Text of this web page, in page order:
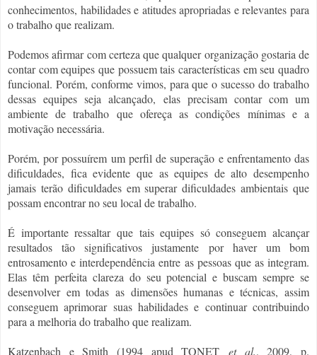
conhecimentos, habilidades e atitudes apropriadas e relevantes para
o trabalho que realizam.
Podemos afirmar com certeza que qualquer organização gostaria de
contar com equipes que possuem tais características em seu quadro
funcional. Porém, conforme vimos, para que o sucesso do trabalho
dessas equipes seja alcançado, elas precisam contar com um
ambiente de trabalho que ofereça as condições mínimas e a
motivação necessária.
Porém, por possuírem um perfil de superação e enfrentamento das
dificuldades, fica evidente que as equipes de alto desempenho
jamais terão dificuldades em superar dificuldades ambientais que
possam encontrar no seu local de trabalho.
É importante ressaltar que tais equipes só conseguem alcançar
resultados tão significativos justamente por haver um bom
entrosamento e interdependência entre as pessoas que as integram.
Elas têm perfeita clareza do seu potencial e buscam sempre se
desenvolver em todas as dimensões humanas e técnicas, assim
conseguem aprimorar suas habilidades e continuar contribuindo
para a melhoria do trabalho que realizam.
Katzenbach e Smith (1994 apud TONET
et al., 2009, p.